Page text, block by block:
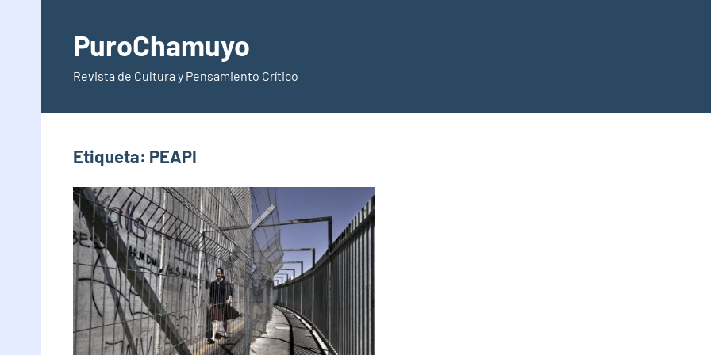
contenidoPuroChamuyo
Revista de Cultura y Pensamiento Crítico
Etiqueta: PEAPI